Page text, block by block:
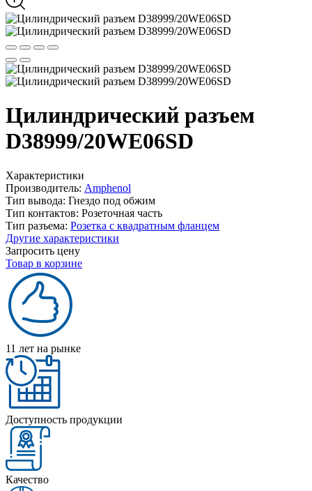
Цилиндрический разъем
D38999/20WE06SD
Характеристики
Производитель: Amphenol
Тип вывода: Гнездо под обжим
Тип контактов: Розеточная часть
Тип разъема: Розетка с квадратным фланцем
Другие характеристики
Запросить цену
Товар в корзине
11 лет на рынке
Доступность продукции
Качество